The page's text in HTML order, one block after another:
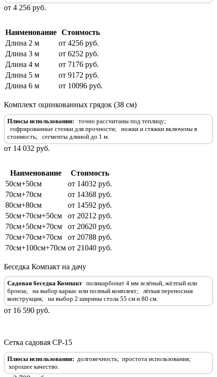
от 4 256 руб.
Наименование Стоимость
Длина 2 м
от 4256 руб.
Длина 3 м
от 6252 руб.
Длина 4 м
от 7176 руб.
Длина 5 м
от 9172 руб.
Длина 6 м
от 10096 руб.
Комплект оцинкованных грядок (38 см)
Плюсы использования:
точно рассчитаны под теплицу;
гофрированные стенки для прочности;
ножки и стяжки включены в
стоимость; сегменты длиной до 1 м
от 14 032 руб.
Наименование
Стоимость
50см+50см
от 14032 руб.
70см+70см
от 14368 руб.
80см+80см
от 14592 руб.
50см+70см+50см
от 20212 руб.
70см+50см+70см
от 20620 руб.
70см+70см+70см
от 20788 руб.
70см+100см+70см от 21040 руб.
Беседка Компакт на дачу
Садовая беседка Компакт поликарбонат 4 мм зелёный, жёлтый или
бронза;
на выбор каркас или полный комплект;
лёгкая переносная
конструкция; на выбор 2 ширины стола 55 см и 80 см
от 16 590 руб.
Сетка садовая СР-15
Плюсы использования: долговечность; простота использования;
хорошее качество.